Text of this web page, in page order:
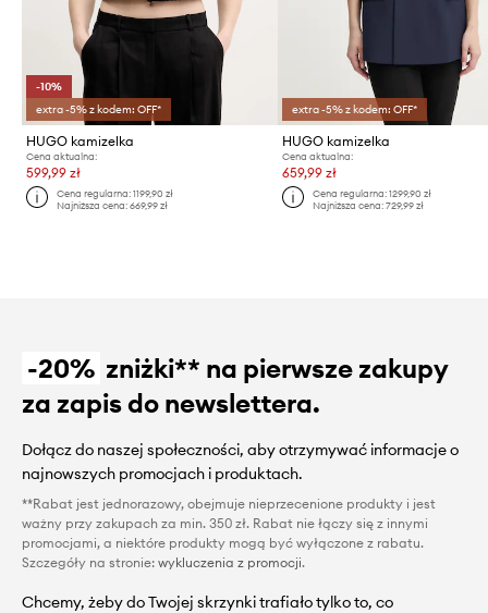
-10%
extra -5% z kodem: OFF*
HUGO kamizelka
Cena aktualna:
599,99 zł
Cena regularna:1199,90 zł
Najniższa cena:669,99 zł
extra -5% z kodem: OFF*
HUGO kamizelka
Cena aktualna:
659,99 zł
Cena regularna: 1299,90 zł
Najniższa cena: 729,99 zł
-20% zniżki** na pierwsze zakupy
za zapis do newslettera.
Dołącz do naszej społeczności, aby otrzymywać informacje o
najnowszych promocjach i produktach.
**Rabat jest jednorazowy, obejmuje nieprzecenione produkty i jest
ważny przy zakupach za min. 350 zł. Rabat nie łączy się z innymi
promocjami, a niektóre produkty mogą być wyłączone z rabatu.
Szczegóły na stronie: wykluczenia z promocji.
Chcemy, żeby do Twojej skrzynki trafiało tylko to, co